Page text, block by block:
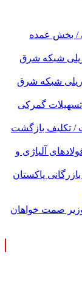
/ بخش عمده
شبکه شرق
ریلی شبکه شرق
گمرکی
/ تکلیف بازگشت
آلیاژی و
پاکستان
وزیر صمت خواهان